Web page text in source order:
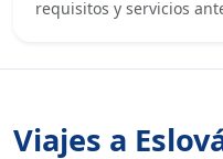
requisitos y servicios
Viajes a